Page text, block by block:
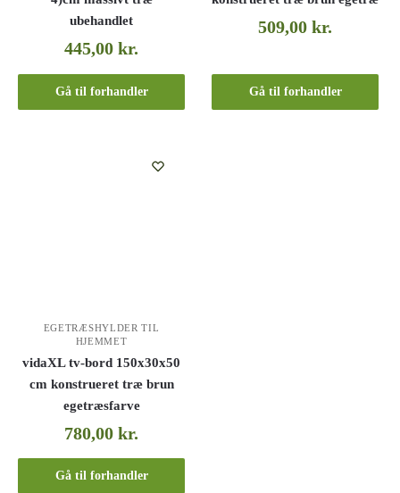
ubehandlet
445,00kr.
Gå til forhandler
509,00kr.
Gå til forhandler
EGETRÆSHYLDER TIL
HJEMMET
vidaXL tv-bord 150x30x50
cm konstrueret træ brun
egetræsfarve
780,00kr.
Gå til forhandler